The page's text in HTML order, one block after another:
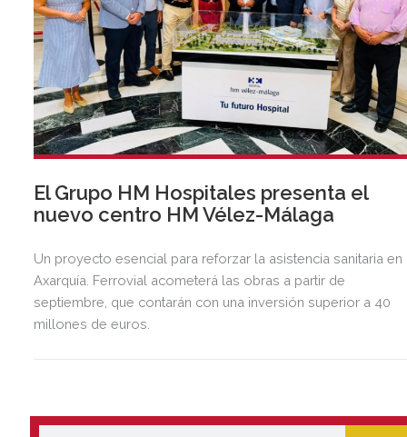
El Grupo HM Hospitales presenta el
nuevo centro HM Vélez-Málaga
Un proyecto esencial para reforzar la asistencia sanitaria en
Axarquía. Ferrovial acometerá las obras a partir de
septiembre, que contarán con una inversión superior a 40
millones de euros.